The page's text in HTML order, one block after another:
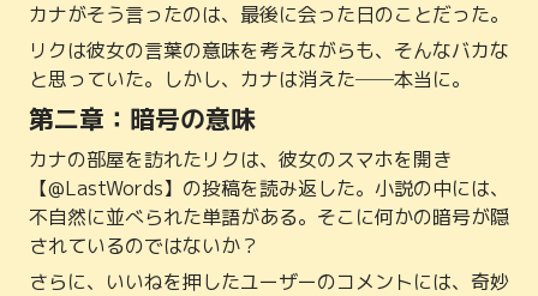
カナがそう言ったのは、最後に会った日のことだった。
リクは彼女の言葉の意味を考えながらも、そんなバカな
と思っていた。しかし、カナは消えた──本当に。
第二章：暗号の意味
カナの部屋を訪れたリクは、彼女のスマホを開き
【@LastWords】の投稿を読み返した。小説の中には、
不自然に並べられた単語がある。そこに何かの暗号が隠
されているのではないか？
さらに、いいねを押したユーザーのコメントには、奇妙